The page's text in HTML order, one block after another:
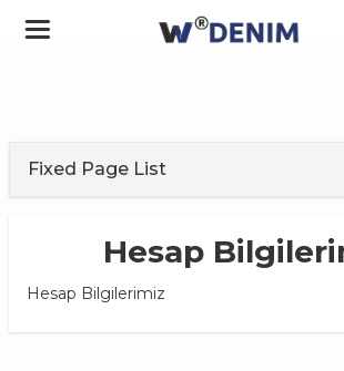
Fixed Page List
Hesap
Hesap Bilgilerimiz